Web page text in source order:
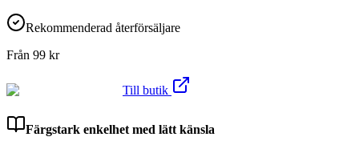
Rekommenderad återförsäljare
Från 99 kr
Till butik
Färgstark enkelhet med lätt känsla